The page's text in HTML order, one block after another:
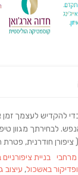
להקדיש לעצמך זמן
מגוון
ציפורן חודרנית, פטרת
Tags
בניית
באשכול, עיצוב